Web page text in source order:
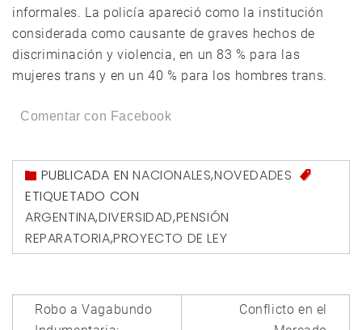
informales. La policía apareció como la institución
considerada como causante de graves hechos de
discriminación y violencia, en un 83 % para las
mujeres trans y en un 40 % para los hombres trans.
Comentar con Facebook
PUBLICADA ENNACIONALES,NOVEDADES
ETIQUETADO CON
ARGENTINA,DIVERSIDAD,PENSIÓN
REPARATORIA,PROYECTO DE LEY
Navegación
Robo a Vagabundo
Conflicto en el